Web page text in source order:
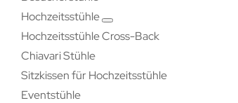
Hochzeitsstühle
Hochzeitsstühle Cross-Back
Chiavari Stühle
Sitzkissen für Hochzeitsstühle
Eventstühle